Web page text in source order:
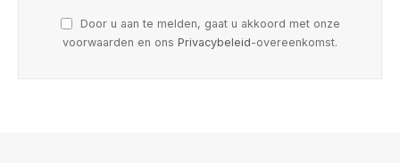
Door u aan te melden, gaat u akkoord met onze
voorwaarden en ons Privacybeleid-overeenkomst.